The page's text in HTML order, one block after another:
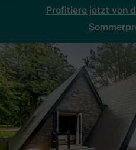
Profitiere jetzt von